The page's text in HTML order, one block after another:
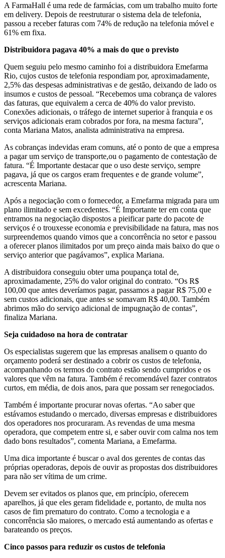
A FarmaHall é uma rede de farmácias, com um trabalho muito forte
em delivery. Depois de reestruturar o sistema dela de telefonia,
passou a receber faturas com 74% de redução na telefonia móvel e
61% em fixa.
Distribuidora pagava 40% a mais do que o previsto
Quem seguiu pelo mesmo caminho foi a distribuidora Emefarma
Rio, cujos custos de telefonia respondiam por, aproximadamente,
2,5% das despesas administrativas e de gestão, deixando de lado os
insumos e custos de pessoal. “Recebemos uma cobrança de valores
das faturas, que equivalem a cerca de 40% do valor previsto.
Conexões adicionais, o tráfego de internet superior à franquia e os
serviços adicionais eram cobrados por fora, na mesma factura”,
conta Mariana Matos, analista administrativa na empresa.
As cobranças indevidas eram comuns, até o ponto de que a empresa
a pagar um serviço de transporte,ou o pagamento de contestação de
fatura. “É Importante destacar que o uso deste serviço, sempre
pagava, já que os cargos eram frequentes e de grande volume”,
acrescenta Mariana.
Após a negociação com o fornecedor, a Emefarma migrada para um
plano ilimitado e sem excedentes. “É Importante ter em conta que
entramos na negociação dispostos a pieificar parte do pacote de
serviços é o trouxesse economia e previsibilidade na fatura, mas nos
surpreendemos quando vimos que a concorrência no setor e passou
a oferecer planos ilimitados por um preço ainda mais baixo do que o
serviço anterior que pagávamos”, explica Mariana.
A distribuidora conseguiu obter uma poupança total de,
aproximadamente, 25% do valor original do contrato. “Os R$
100,00 que antes deveríamos pagar, passamos a pagar R$ 75,00 e
sem custos adicionais, que antes se somavam R$ 40,00. Também
abrimos mão do serviço adicional de impugnação de contas”,
finaliza Mariana.
Seja cuidadoso na hora de contratar
Os especialistas sugerem que las empresas analisem o quanto do
orçamento poderá ser destinado a cobrir os custos de telefonia,
acompanhando os termos do contrato estão sendo cumpridos e os
valores que vêm na fatura. Também é recomendável fazer contratos
curtos, em média, de dois anos, para que possam ser renegociados.
Também é importante procurar novas ofertas. “Ao saber que
estávamos estudando o mercado, diversas empresas e distribuidores
dos operadores nos procuraram. As revendas de uma mesma
operadora, que competem entre si, e saber ouvir com calma nos tem
dado bons resultados”, comenta Mariana, a Emefarma.
Uma dica importante é buscar o aval dos gerentes de contas das
próprias operadoras, depois de ouvir as propostas dos distribuidores
para não ser vítima de um crime.
Devem ser evitados os planos que, em princípio, oferecem
aparelhos, já que eles geram fidelidade e, portanto, de multa nos
casos de fim prematuro do contrato. Como a tecnologia e a
concorrência são maiores, o mercado está aumentando as ofertas e
barateando os preços.
Cinco passos para reduzir os custos de telefonia